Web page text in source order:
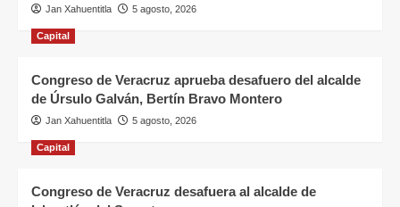
Jan Xahuentitla 5 agosto, 2026
Capital
Congreso de Veracruz aprueba desafuero del alcalde
de Úrsulo Galván, Bertín Bravo Montero
Jan Xahuentitla 5 agosto, 2026
Capital
Congreso de Veracruz desafuera al alcalde de